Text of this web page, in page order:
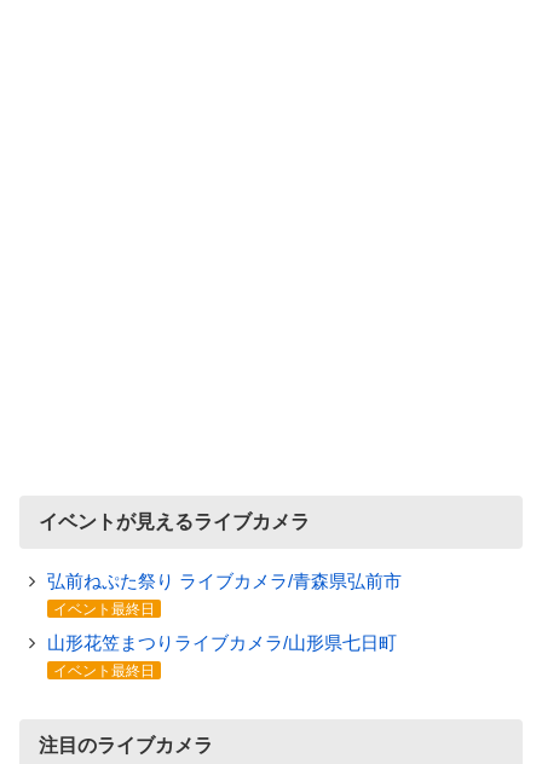
イベントが見えるライブカメラ
弘前ねぷた祭り ライブカメラ/青森県弘前市
イベント最終日
山形花笠まつりライブカメラ/山形県七日町
イベント最終日
注目のライブカメラ